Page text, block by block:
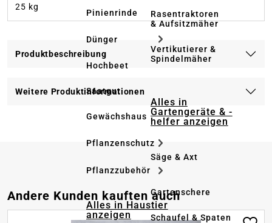
Pinienrinde
Dünger
Hochbeet
Saatgut
Gewächshaus
Pflanzenschutz
Pflanzzubehör
Alles in Haustier
anzeigen
Rasentraktoren
& Aufsitzmäher
Vertikutierer &
Spindelmäher
Alles in
Gartengeräte & -
helfer anzeigen
Säge & Axt
Gartenschere
Schaufel & Spaten
25 kg
Produktbeschreibung
Weitere Produktinformationen
Produktgalerie überspringen
Andere Kunden kauften auch